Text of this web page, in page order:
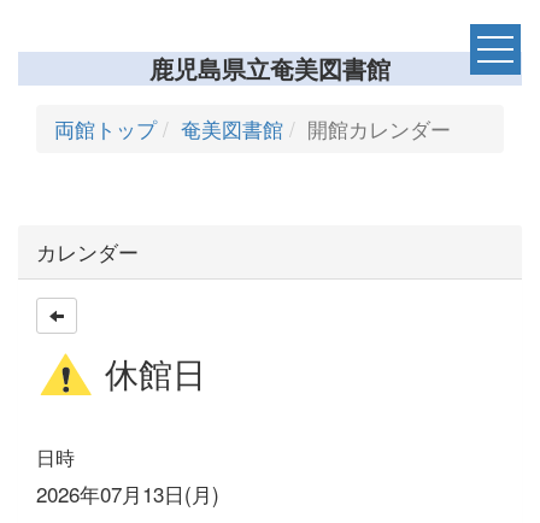
鹿児島県立奄美図書館
両館トップ 奄美図書館 開館カレンダー
カレンダー
休館日
日時
2026年07月13日(月)